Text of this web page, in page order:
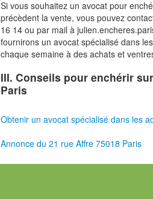
Si vous souhaitez un avocat pour
précèdent la vente, vous pouvez
16 14 ou par mail à
fournirons un avocat spécialisé dans
chaque semaine à des achats et
III. Conseils pour enchérir
Paris
Obtenir un avocat spécialisé dans les
Annonce du 21 rue Affre 75018 Paris